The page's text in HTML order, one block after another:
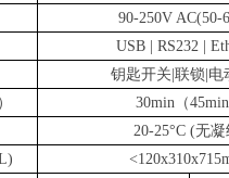
90-250V AC(50-
USB | RS232 |
钥匙开关|联锁|电
30min（45min
20-25°C (无凝